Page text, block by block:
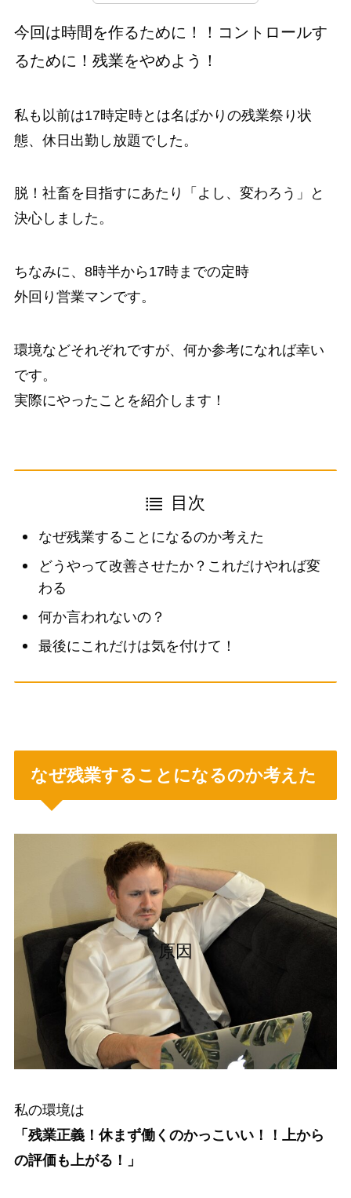
今回は時間を作るために！！コントロールす
るために！ 残業をやめよう！
私も以前は17時定時とは名ばかりの残業祭り状
態、休日出勤し放題でした。
脱！社畜を目指すにあたり「よし、変わろう」と
決心しました。
ちなみに、8時半から17時までの定時
外回り営業マンです。
環境などそれぞれですが、何か参考になれば幸い
です。
実際にやったことを紹介します！
目次
なぜ残業することになるのか考えた
どうやって改善させたか？これだけやれば変
わる
何か言われないの？
最後にこれだけは気を付けて！
なぜ残業することになるのか考えた
原因
私の環境は
「残業正義！休まず働くのかっこいい！！上から
の評価も上がる！」